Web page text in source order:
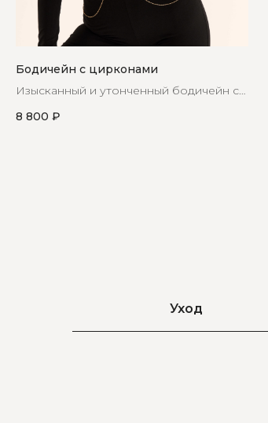
Бодичейн с цирконами
Изысканный и утонченный бодичейн с
8 800 ₽
Уход